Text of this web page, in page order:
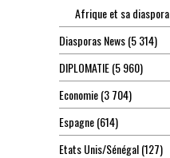
Afrique et sa diaspora
Diasporas News(5 314)
DIPLOMATIE(5 960)
Economie(3 704)
Espagne(614)
Etats Unis/Sénégal(127)